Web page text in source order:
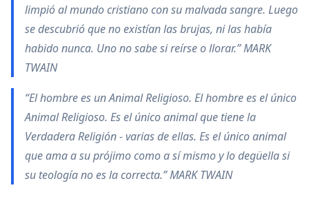
limpió al mundo cristiano con su malvada sangre. Luego
se descubrió que no existían las brujas, ni las había
habido nunca. Uno no sabe si reírse o llorar.” MARK
TWAIN
“El hombre es un Animal Religioso. El hombre es el único
Animal Religioso. Es el único animal que tiene la
Verdadera Religión - varias de ellas. Es el único animal
que ama a su prójimo como a sí mismo y lo degüella si
su teología no es la correcta.” MARK TWAIN